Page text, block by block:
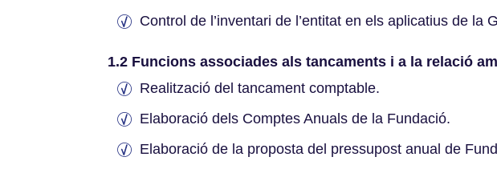
Control de l’inventari de l’entitat en els aplicatius de la
1.2 Funcions associades als tancaments i a la relació
Realització del tancament comptable.
Elaboració dels Comptes Anuals de la Fundació.
Elaboració de la proposta del pressupost anual de